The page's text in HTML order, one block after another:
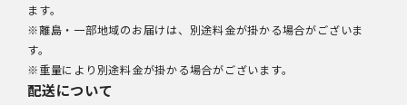
ます。
※離島・一部地域のお届けは、別途料金が掛かる場合がございま
す。
※重量により別途料金が掛かる場合がございます。
配送について